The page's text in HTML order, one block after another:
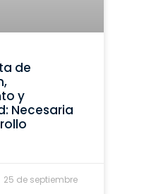
de
y
Necesaria
25 de septiembre